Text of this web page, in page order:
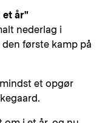
et år"
nederlag i
første kamp på
et opgør